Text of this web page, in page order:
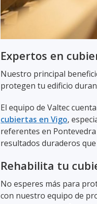
Expertos en
Nuestro principal
protegen tu edificio
El equipo de Valtec
cubiertas en Vigo,
referentes en
resultados duraderos
Rehabilita tu
No esperes más para
con nuestro equipo de